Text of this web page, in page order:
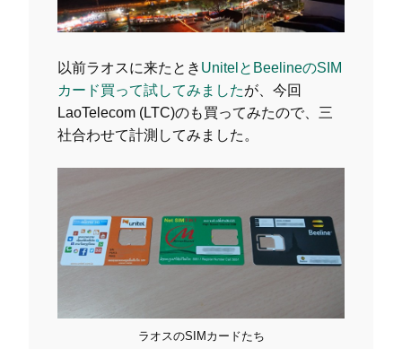
以前ラオスに来たとき UnitelとBeelineのSIM
カード買って試してみましたが、今回
LaoTelecom (LTC)のも買ってみたので、三
社合わせて計測してみました。
ラオスのSIMカードたち